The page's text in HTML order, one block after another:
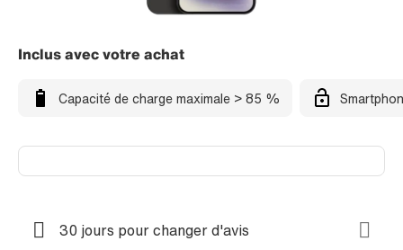
Inclus avec votre achat
Capacité de charge maximale > 85 %
30 jours pour changer d'avis